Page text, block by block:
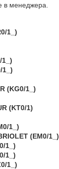
в менеджера.
1_)
1_)
1_)
(KG0/1_)
(KT0/1)
1_)
(EM0/1_)
1_)
1_)
1_)